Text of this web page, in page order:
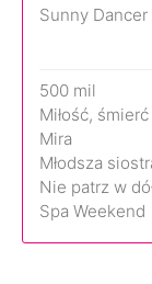
Sunny Dancer
500 mil
Miłość,
Mira
Młodsza
Nie patrz w
Spa Weekend